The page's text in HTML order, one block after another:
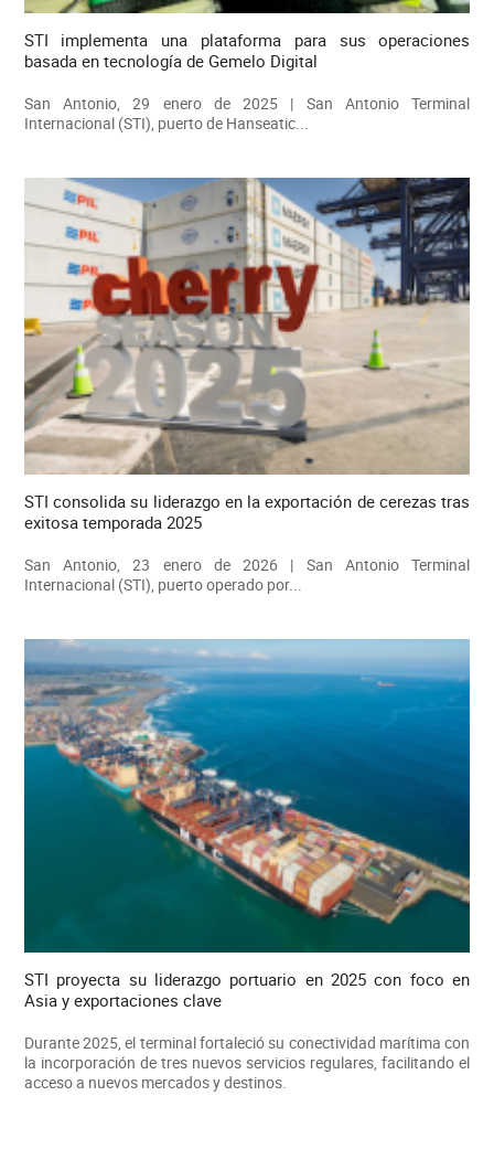
STI implementa una plataforma para sus operaciones
basada en tecnología de Gemelo Digital
San Antonio, 29 enero de 2025 | San Antonio Terminal
Internacional (STI), puerto de Hanseatic...
STI consolida su liderazgo en la exportación de cerezas tras
exitosa temporada 2025
San Antonio, 23 enero de 2026 | San Antonio Terminal
Internacional (STI), puerto operado por...
STI proyecta su liderazgo portuario en 2025 con foco en
Asia y exportaciones clave
Durante 2025, el terminal fortaleció su conectividad marítima con
la incorporación de tres nuevos servicios regulares, facilitando el
acceso a nuevos mercados y destinos.